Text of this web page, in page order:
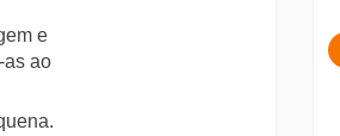
e
as ao